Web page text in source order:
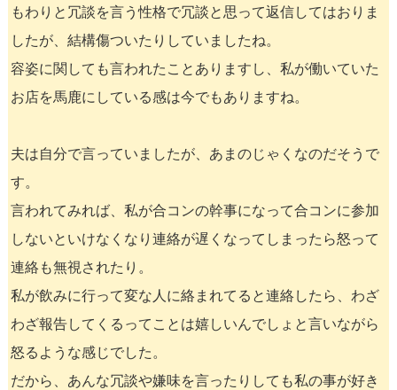
もわりと冗談を言う性格で冗談と思って返信してはおりま
したが、結構傷ついたりしていましたね。
容姿に関しても言われたことありますし、私が働いていた
お店を馬鹿にしている感は今でもありますね。
夫は自分で言っていましたが、あまのじゃくなのだそうで
す。
言われてみれば、私が合コンの幹事になって合コンに参加
しないといけなくなり連絡が遅くなってしまったら怒って
連絡も無視されたり。
私が飲みに行って変な人に絡まれてると連絡したら、わざ
わざ報告してくるってことは嬉しいんでしょと言いながら
怒るような感じでした。
だから、あんな冗談や嫌味を言ったりしても私の事が好き